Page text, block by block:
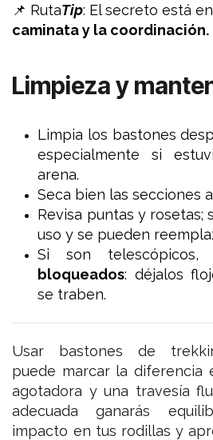
📌 RutaTip: El secreto está
caminata y la coordinación.
Limpieza y
Limpia los bastones
especialmente si
arena.
Seca bien las secciones
Revisa puntas y rosetas;
uso y se pueden
Si son telescópicos,
bloqueados: déjalos
se traben.
Usar bastones de
puede marcar la diferencia
agotadora y una travesía
adecuada ganarás
impacto en tus rodillas y